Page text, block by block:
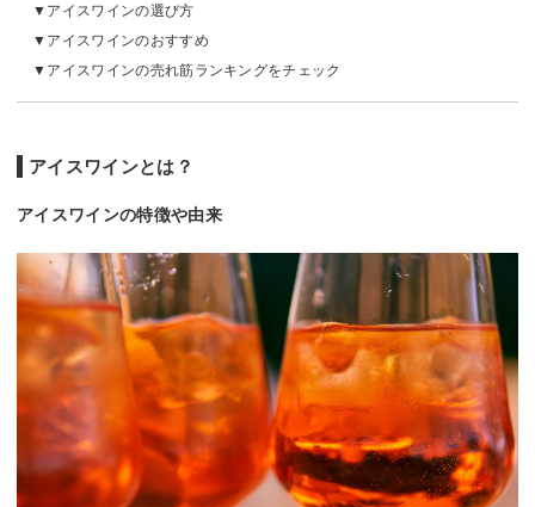
アイスワインの選び方
アイスワインのおすすめ
アイスワインの売れ筋ランキングをチェック
アイスワインとは？
アイスワインの特徴や由来